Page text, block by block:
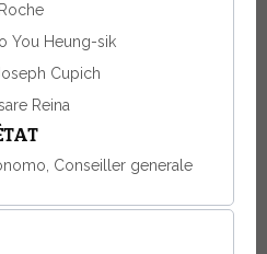
You Heung-sik
Cupich
Reina
Conseiller generale